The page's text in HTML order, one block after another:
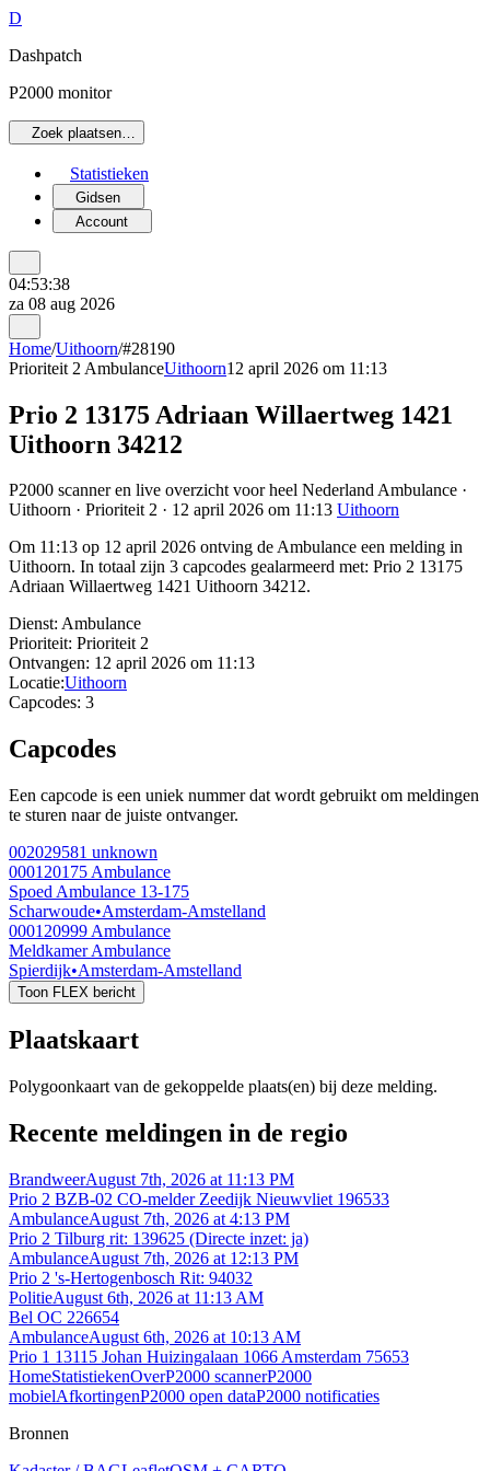
D
Dashpatch
P2000 monitor
Zoek plaatsen…
Statistieken
Gidsen
Account
04:53:38
za 08 aug 2026
Home/Uithoorn/#28190
Prioriteit 2 AmbulanceUithoorn12 april 2026 om 11:13
Prio 2 13175 Adriaan Willaertweg 1421
Uithoorn 34212
P2000 scanner en live overzicht voor heel Nederland Ambulance ·
Uithoorn · Prioriteit 2 · 12 april 2026 om 11:13 Uithoorn
Om 11:13 op 12 april 2026 ontving de Ambulance een melding in
Uithoorn. In totaal zijn 3 capcodes gealarmeerd met: Prio 2 13175
Adriaan Willaertweg 1421 Uithoorn 34212.
Dienst: Ambulance
Prioriteit: Prioriteit 2
Ontvangen: 12 april 2026 om 11:13
Locatie:Uithoorn
Capcodes: 3
Capcodes
Een capcode is een uniek nummer dat wordt gebruikt om meldingen
te sturen naar de juiste ontvanger.
002029581 unknown
000120175 Ambulance
Spoed Ambulance 13-175
Scharwoude•Amsterdam-Amstelland
000120999 Ambulance
Meldkamer Ambulance
Spierdijk•Amsterdam-Amstelland
Toon FLEX bericht
Plaatskaart
Polygoonkaart van de gekoppelde plaats(en) bij deze melding.
Recente meldingen in de regio
BrandweerAugust 7th, 2026 at 11:13 PM
Prio 2 BZB-02 CO-melder Zeedijk Nieuwvliet 196533
AmbulanceAugust 7th, 2026 at 4:13 PM
Prio 2 Tilburg rit: 139625 (Directe inzet: ja)
AmbulanceAugust 7th, 2026 at 12:13 PM
Prio 2 's-Hertogenbosch Rit: 94032
PolitieAugust 6th, 2026 at 11:13 AM
Bel OC 226654
AmbulanceAugust 6th, 2026 at 10:13 AM
Prio 1 13115 Johan Huizingalaan 1066 Amsterdam 75653
HomeStatistiekenOverP2000 scannerP2000
mobielAfkortingenP2000 open dataP2000 notificaties
Bronnen